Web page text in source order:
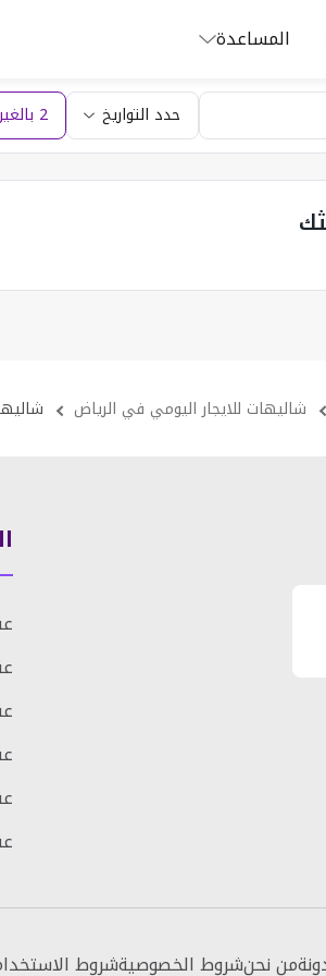
المساعدة
حدد التواريخ 2 بالغين
شاليهات للايجار اليومي في الرياض
من نحنشروط الخصوصيةشروط